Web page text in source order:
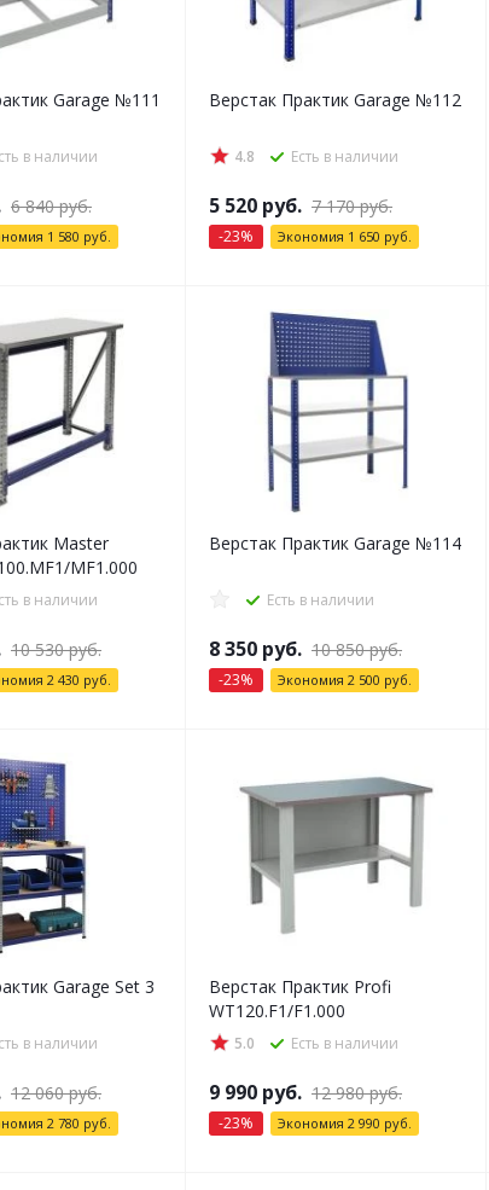
Garage №111
в наличии
6 840руб.
1 580 руб.
Верстак Практик Garage №112
4.8 Есть в наличии
5 520 руб. 7 170руб.
-23% Экономия 1 650 руб.
Master
MF1.000
в наличии
10 530руб.
2 430 руб.
Верстак Практик Garage №114
Есть в наличии
8 350 руб. 10 850руб.
-23% Экономия 2 500 руб.
Garage Set 3
в наличии
12 060руб.
2 780 руб.
Верстак Практик Profi
WT120.F1/F1.000
5.0 Есть в наличии
9 990 руб. 12 980руб.
-23% Экономия 2 990 руб.